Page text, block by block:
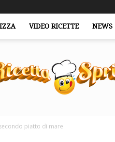
VIDEO RICETTE NEWS
piatto di mare